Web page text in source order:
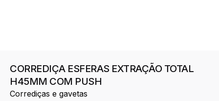
CORREDIÇA ESFERAS EXTRAÇÃO TOTAL
H45MM COM PUSH
Corrediças e gavetas